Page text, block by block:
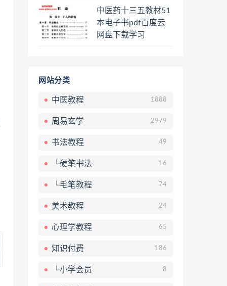
经络脉诊面诊舌诊手
诊私密终身会员百度
网盘共享群
中医药十三五教材51
本电子书pdf百度云
网盘下载学习
网站分类
中医教程 1888
周易玄学 2979
书法教程 49
└硬笔书法 16
└毛笔教程 74
美术教程 24
心理学教程 65
知识付费 186
└小学会员 8